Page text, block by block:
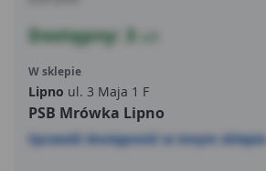
Dostępny: 3
W sklepie
Lipno ul. 3 Maja 1 F
PSB Mrówka Lipno
Sprawdź dostępność w innym sklepie